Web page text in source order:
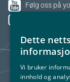
Følg oss på
Dette
Vi bruker
innhold og